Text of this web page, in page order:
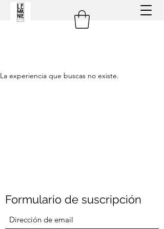
La experiencia que buscas no existe.
Formulario de suscripción